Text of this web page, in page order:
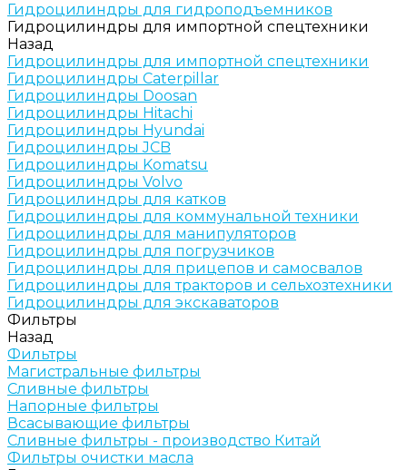
Гидроцилиндры для гидроподъемников
Гидроцилиндры для импортной спецтехники
Назад
Гидроцилиндры для импортной спецтехники
Гидроцилиндры Caterpillar
Гидроцилиндры Doosan
Гидроцилиндры Hitachi
Гидроцилиндры Hyundai
Гидроцилиндры JCB
Гидроцилиндры Komatsu
Гидроцилиндры Volvo
Гидроцилиндры для катков
Гидроцилиндры для коммунальной техники
Гидроцилиндры для манипуляторов
Гидроцилиндры для погрузчиков
Гидроцилиндры для прицепов и самосвалов
Гидроцилиндры для тракторов и сельхозтехники
Гидроцилиндры для экскаваторов
Фильтры
Назад
Фильтры
Магистральные фильтры
Сливные фильтры
Напорные фильтры
Всасывающие фильтры
Сливные фильтры - производство Китай
Фильтры очистки масла